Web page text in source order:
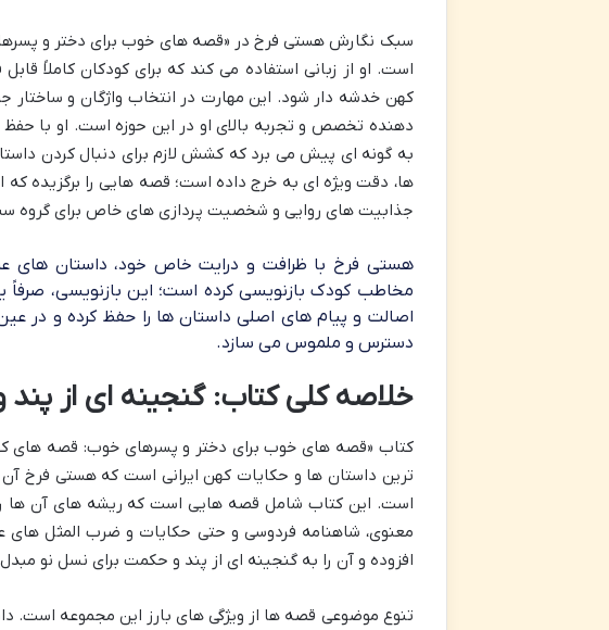
سبک نگارش هستی فرخ در «قصه های خوب برای دختر و
است. او از زبانی استفاده می کند که برای کودکان کاملاً
کهن خدشه دار شود. این مهارت در انتخاب واژگان و ساختار
دهنده تخصص و تجربه بالای او در این حوزه است. او با
به گونه ای پیش می برد که کشش لازم برای دنبال کردن
ها، دقت ویژه ای به خرج داده است؛ قصه هایی را برگزیده که
جذابیت های روایی و شخصیت پردازی های خاص برای گروه
هستی فرخ با ظرافت و درایت خاص خود، داستان های
مخاطب کودک بازنویسی کرده است؛ این بازنویسی،
اصالت و پیام های اصلی داستان ها را حفظ کرده و در
دسترس و ملموس می سازد.
خلاصه کلی کتاب: گنجینه ای از
کتاب «قصه های خوب برای دختر و پسرهای خوب: قصه های
ترین داستان ها و حکایات کهن ایرانی است که هستی فرخ آن
است. این کتاب شامل قصه هایی است که ریشه های آن ها
معنوی، شاهنامه فردوسی و حتی حکایات و ضرب المثل های
افزوده و آن را به گنجینه ای از پند و حکمت برای نسل نو
تنوع موضوعی قصه ها از ویژگی های بارز این مجموعه است.